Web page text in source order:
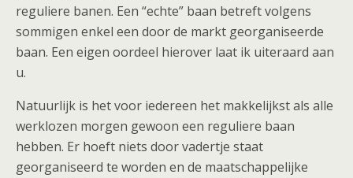
reguliere banen. Een “echte” baan betreft volgens
sommigen enkel een door de markt georganiseerde
baan. Een eigen oordeel hierover laat ik uiteraard aan
u.
Natuurlijk is het voor iedereen het makkelijkst als alle
werklozen morgen gewoon een reguliere baan
hebben. Er hoeft niets door vadertje staat
georganiseerd te worden en de maatschappelijke